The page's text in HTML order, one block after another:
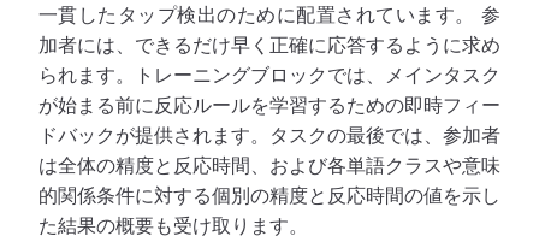
一貫したタップ検出のために配置されています。 参
加者には、できるだけ早く正確に応答するように求め
られます。トレーニングブロックでは、メインタスク
が始まる前に反応ルールを学習するための即時フィー
ドバックが提供されます。タスクの最後では、参加者
は全体の精度と反応時間、および各単語クラスや意味
的関係条件に対する個別の精度と反応時間の値を示し
た結果の概要も受け取ります。